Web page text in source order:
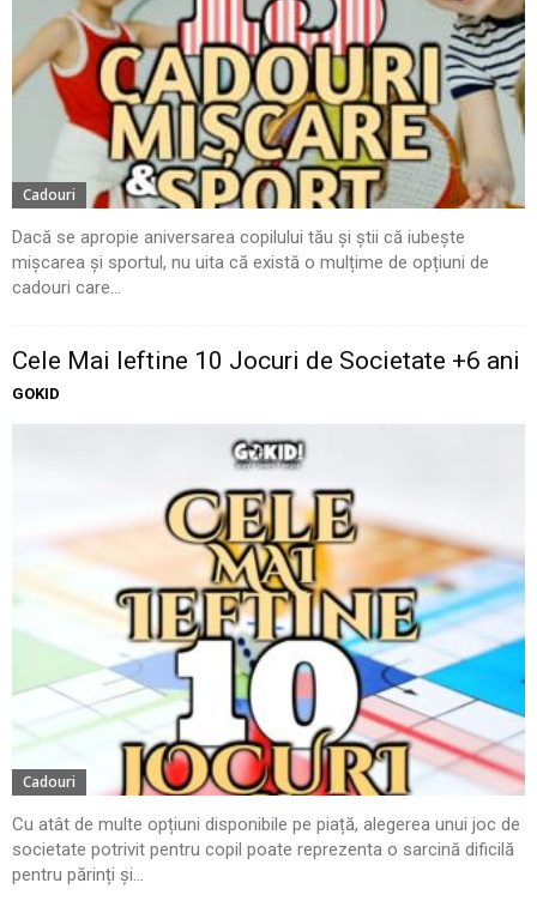
Cadouri
Dacă se apropie aniversarea copilului tău și știi că iubește
mișcarea și sportul, nu uita că există o mulțime de opțiuni de
cadouri care...
Cele Mai Ieftine 10 Jocuri de Societate +6 ani
GOKID
Cadouri
Cu atât de multe opțiuni disponibile pe piață, alegerea unui joc de
societate potrivit pentru copil poate reprezenta o sarcină dificilă
pentru părinți și...